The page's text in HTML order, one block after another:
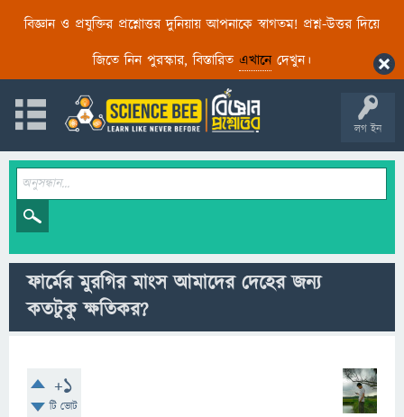
বিজ্ঞান ও প্রযুক্তির প্রশ্নোত্তর দুনিয়ায় আপনাকে স্বাগতম! প্রশ্ন-উত্তর দিয়ে
জিতে নিন পুরস্কার, বিস্তারিত এখানেদেখুন।
লগ ইন
ফার্মের মুরগির মাংস আমাদের দেহের জন্য
কতটুকু ক্ষতিকর?
+1
টি ভোট